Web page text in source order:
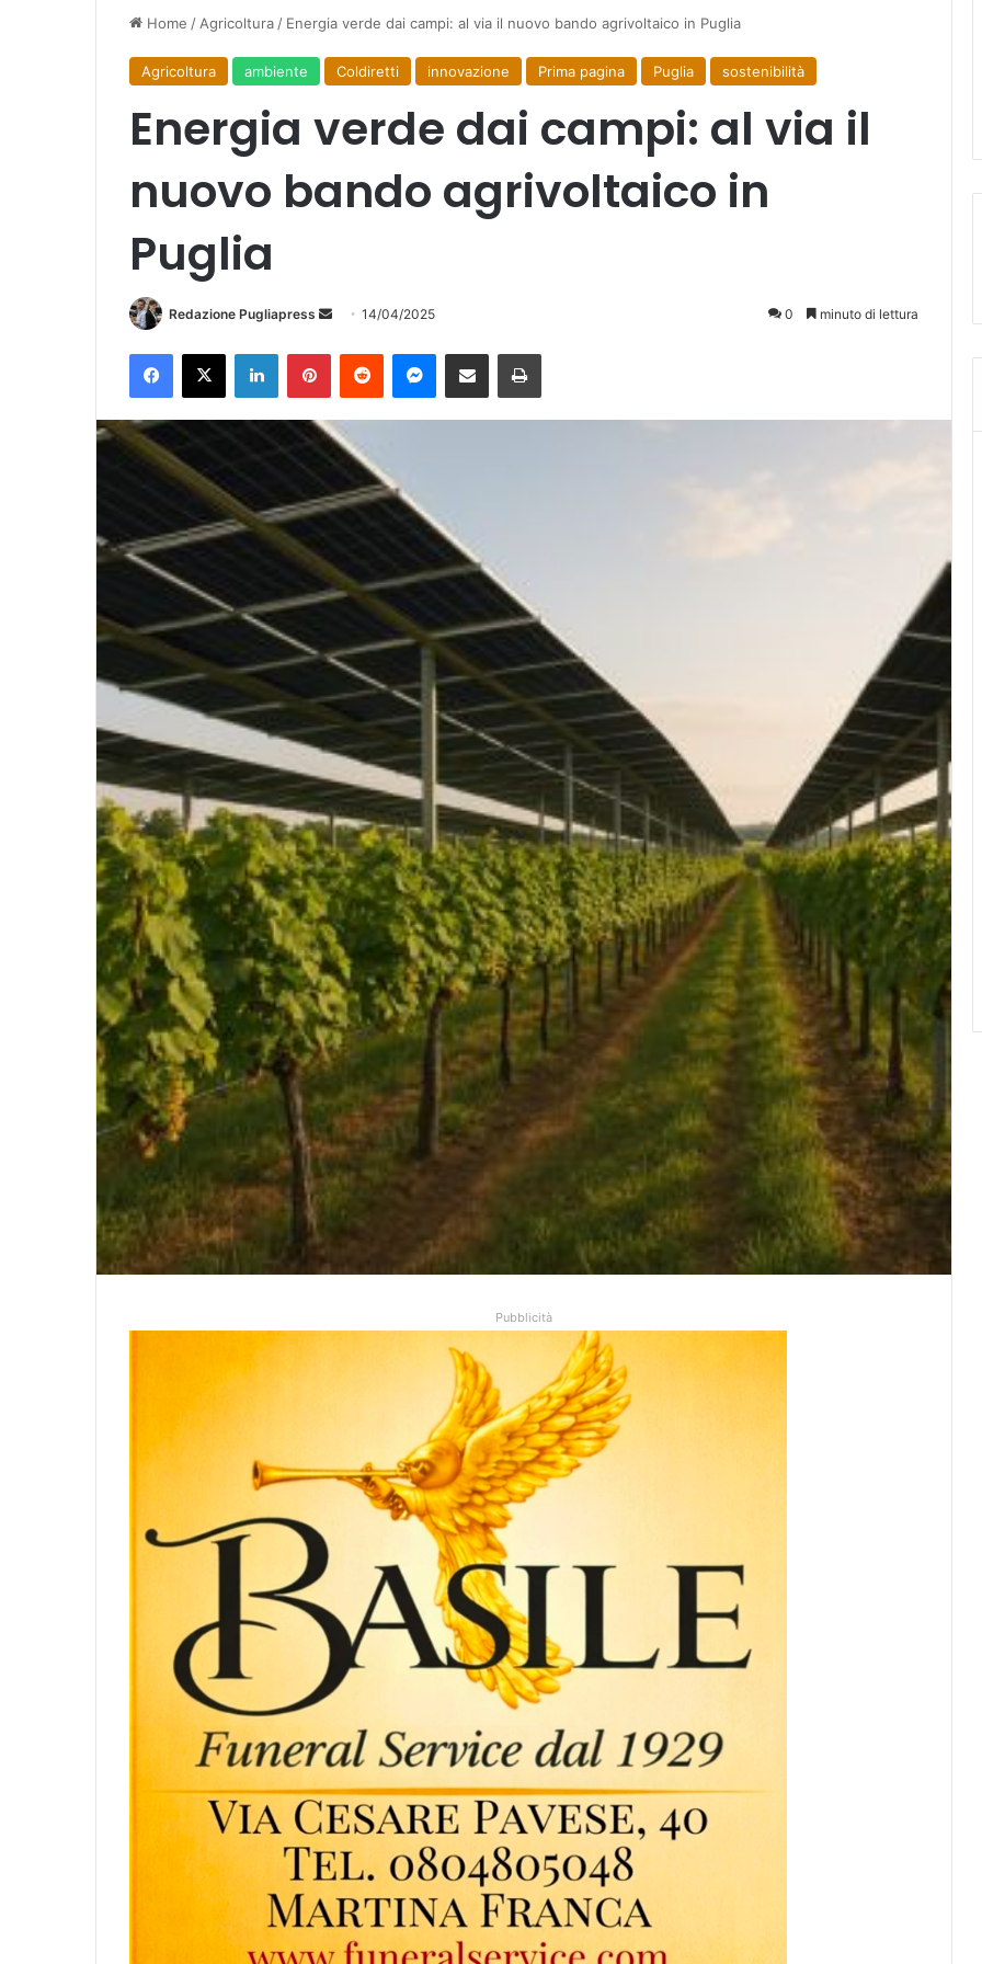
Home /Agricoltura/ Energia verde dai campi: al via il nuovo bando agrivoltaico in Puglia
Agricoltura ambiente Coldiretti innovazione Prima pagina Puglia sostenibilità
Energia verde dai campi: al via il
nuovo bando agrivoltaico in
Puglia
Redazione Pugliapress
Invia 14/04/2025 0 minuto di lettura
Facebook
X LinkedInPinterestReddit Messenger
Condividi via mail Stampa
Pubblicità